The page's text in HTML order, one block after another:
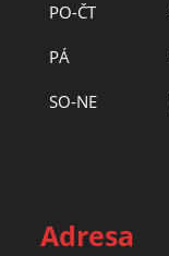
PO-ČT
PÁ
SO-NE
Adresa